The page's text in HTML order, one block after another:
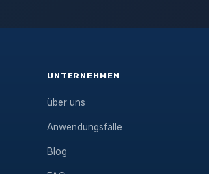
UNTERNEHMEN
über uns
Anwendungsfälle
Blog